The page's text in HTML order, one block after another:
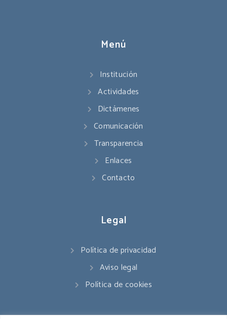
Menú
Institución
Actividades
Dictámenes
Comunicación
Transparencia
Enlaces
Contacto
Legal
Política de privacidad
Aviso legal
Política de cookies